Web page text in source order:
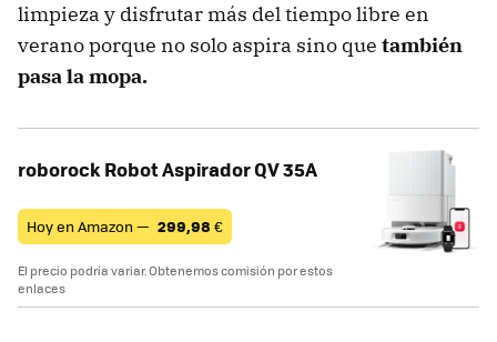
limpieza y disfrutar más del tiempo libre en
verano porque no solo aspira sino que también
pasa la mopa.
roborock Robot Aspirador QV 35A
Hoy en Amazon — 299,98 €
El precio podría variar. Obtenemos comisión por estos
enlaces